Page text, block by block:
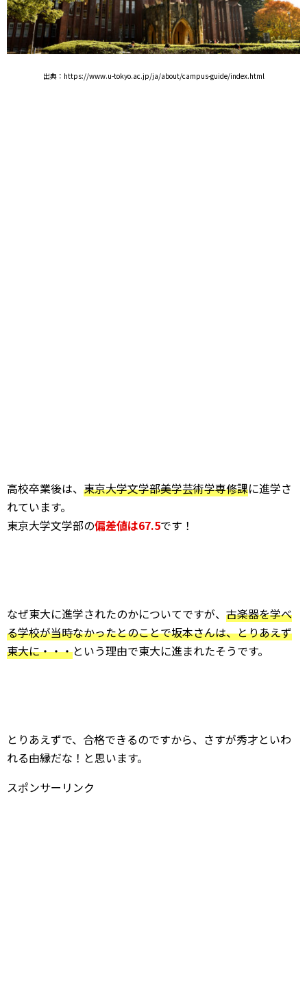
出典：https://www.u-tokyo.ac.jp/ja/about/campus-guide/index.html
高校卒業後は、 東京大学文学部美学芸術学専修課に進学さ
れています。
東京大学文学部の偏差値は67.5です！
なぜ東大に進学されたのかについてですが、 古楽器を学べ
る学校が当時なかったとのことで坂本さんは、とりあえず
東大に・・・という理由で東大に進まれたそうです。
とりあえずで、合格できるのですから、さすが秀才といわ
れる由縁だな！と思います。
スポンサーリンク